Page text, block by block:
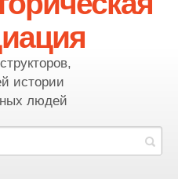
истории
людей